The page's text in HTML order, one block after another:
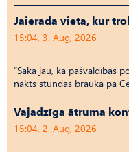
Jāierāda vieta, kur
15:04, 3. Aug, 2026
“Saka jau, ka pašvaldības
nakts stundās braukā pa
Vajadzīga ātruma
15:04, 2. Aug, 2026